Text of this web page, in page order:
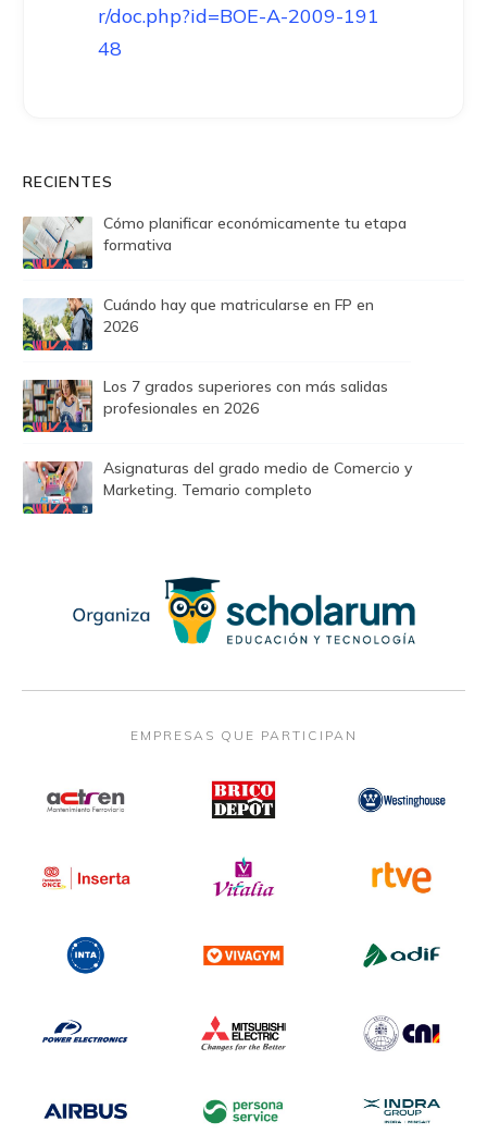
r/doc.php?id=BOE-A-2009-191
48
RECIENTES
Cómo planificar económicamente tu etapa
formativa
Cuándo hay que matricularse en FP en
2026
Los 7 grados superiores con más salidas
profesionales en 2026
Asignaturas del grado medio de Comercio y
Marketing. Temario completo
EMPRESAS QUE PARTICIPAN